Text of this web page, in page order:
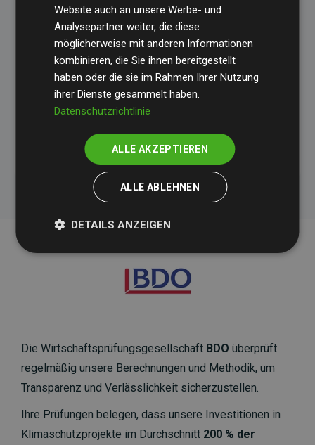
Klimawirkung und Transparenz. Weitere
Informationen zu den einzelnen Projekten finden
Sie hier.
Initiative Websites, die Klimaprojekte unterstützen
Die Wirtschaftsprüfungsgesellschaft BDO überprüft
regelmäßig unsere Berechnungen und Methodik, um
Transparenz und Verlässlichkeit sicherzustellen.
Ihre Prüfungen belegen, dass unsere Investitionen in
Klimaschutzprojekte im Durchschnitt 200 % der
Website auch an unsere Werbe- und
Analysepartner weiter, die diese
möglicherweise mit anderen Informationen
kombinieren, die Sie ihnen bereitgestellt
haben oder die sie im Rahmen Ihrer Nutzung
ihrer Dienste gesammelt haben.
Datenschutzrichtlinie
ALLE AKZEPTIEREN
ALLE ABLEHNEN
DETAILS ANZEIGEN